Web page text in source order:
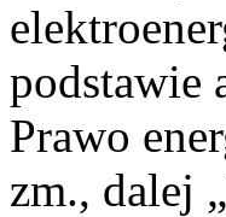
podstawie
Prawo
zm., dalej